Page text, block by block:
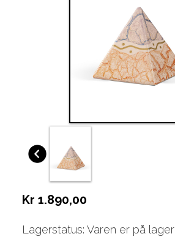
Kr 1.890,00
Lagerstatus: Varen er på lager